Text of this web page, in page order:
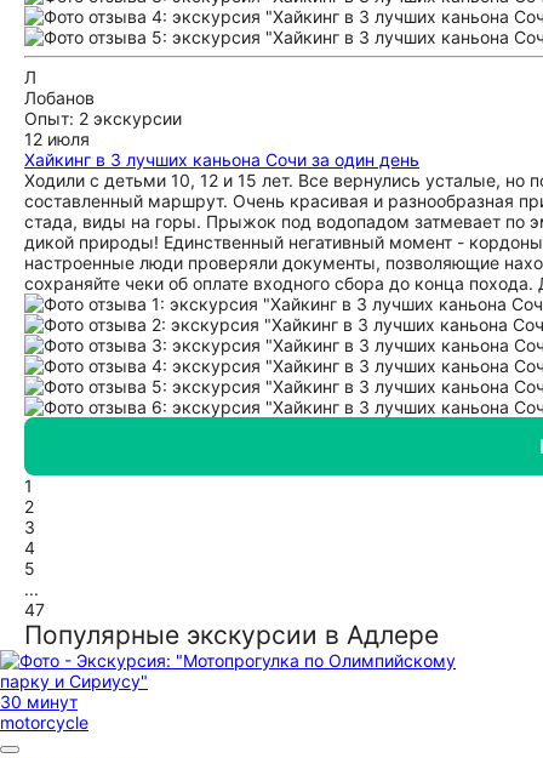
Л
Лобанов
Опыт: 2 экскурсии
12 июля
Хайкинг в 3 лучших каньона Сочи за один день
Ходили с детьми 10, 12 и 15 лет. Все вернулись усталые, но
составленный маршрут. Очень красивая и разнообразная
стада, виды на горы. Прыжок под водопадом затмевает
дикой природы! Единственный негативный момент -
настроенные люди проверяли документы, позволяющие
сохраняйте чеки об оплате входного сбора до конца
1
2
3
4
5
...
47
Популярные экскурсии в Адлере
30 минут
motorcycle